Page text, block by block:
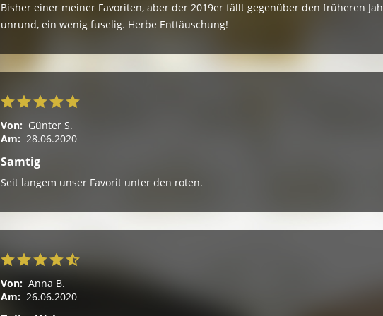
Bisher einer meiner Favoriten, aber der 2019er fällt gegenüber den früheren
unrund, ein wenig fuselig. Herbe Enttäuschung!
Von: Günter S.
Am: 28.06.2020
Samtig
Seit langem unser Favorit unter den roten.
Von: Anna B.
Am: 26.06.2020